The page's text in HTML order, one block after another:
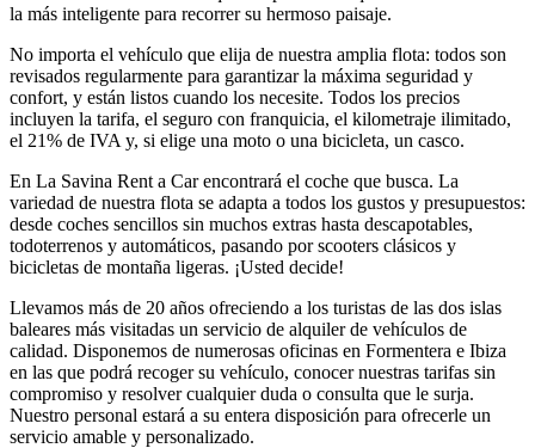
la más inteligente para recorrer su hermoso paisaje.
No importa el vehículo que elija de nuestra amplia flota: todos son
revisados regularmente para garantizar la máxima seguridad y
confort, y están listos cuando los necesite. Todos los precios
incluyen la tarifa, el seguro con franquicia, el kilometraje ilimitado,
el 21% de IVA y, si elige una moto o una bicicleta, un casco.
En La Savina Rent a Car encontrará el coche que busca. La
variedad de nuestra flota se adapta a todos los gustos y presupuestos:
desde coches sencillos sin muchos extras hasta descapotables,
todoterrenos y automáticos, pasando por scooters clásicos y
bicicletas de montaña ligeras. ¡Usted decide!
Llevamos más de 20 años ofreciendo a los turistas de las dos islas
baleares más visitadas un servicio de alquiler de vehículos de
calidad. Disponemos de numerosas oficinas en Formentera e Ibiza
en las que podrá recoger su vehículo, conocer nuestras tarifas sin
compromiso y resolver cualquier duda o consulta que le surja.
Nuestro personal estará a su entera disposición para ofrecerle un
servicio amable y personalizado.